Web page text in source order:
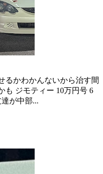
るかわかんないから治す間
も ジモティー 10万円号 6
が中部...